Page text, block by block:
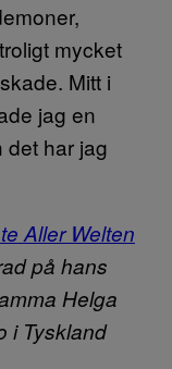
mycket
Mitt i
jag en
det har jag
Aller Welten
på hans
Helga
i Tyskland